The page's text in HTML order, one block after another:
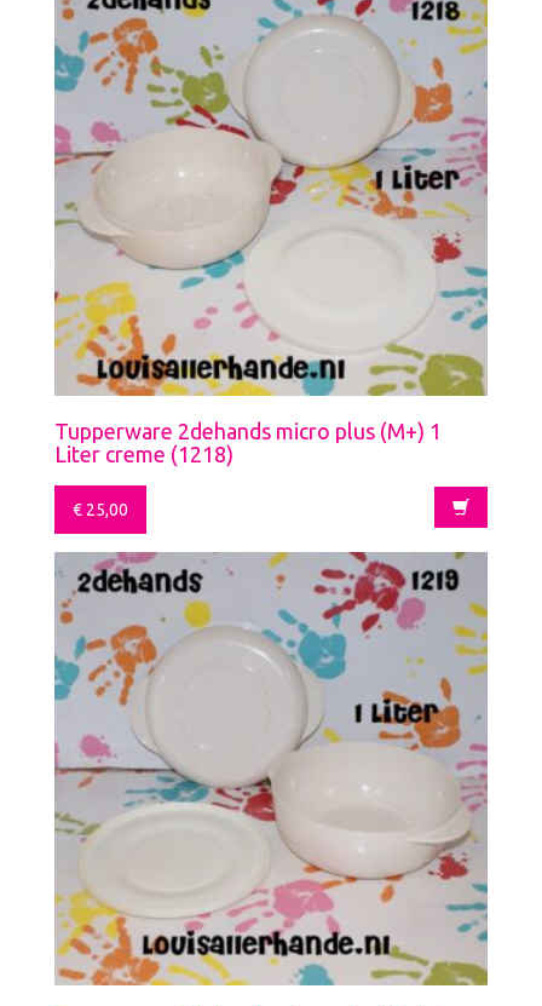
Tupperware 2dehands micro plus (M+) 1
Liter creme (1218)
€ 25,00